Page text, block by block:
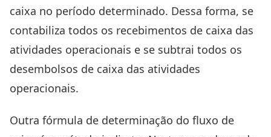
caixa no período determinado. Dessa forma, se
contabiliza todos os recebimentos de caixa das
atividades operacionais e se subtrai todos os
desembolsos de caixa das atividades
operacionais.
Outra fórmula de determinação do fluxo de